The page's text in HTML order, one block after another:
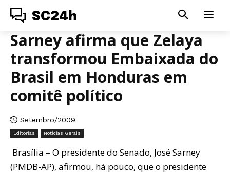
SC24h
Sarney afirma que Zelaya
transformou Embaixada do
Brasil em Honduras em
comitê político
Setembro/2009
Editorias Notícias Gerais
Brasília – O presidente do Senado, José Sarney
(PMDB-AP), afirmou, há pouco, que o presidente